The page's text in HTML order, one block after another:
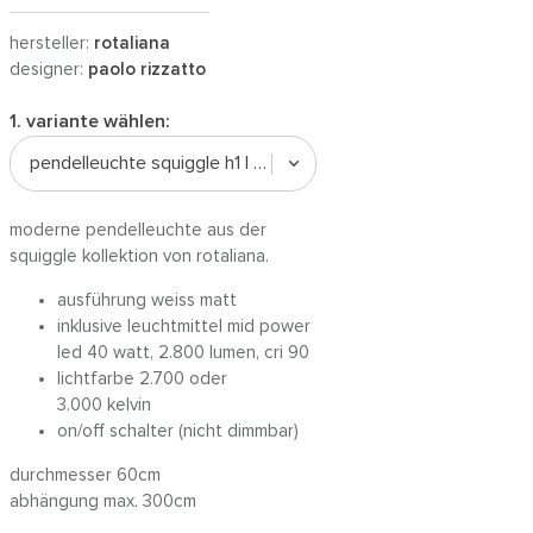
hersteller: rotaliana
designer: paolo rizzatto
1. variante wählen:
pendelleuchte squiggle h1 | weiss / on/off
moderne pendelleuchte aus der
squiggle kollektion von rotaliana.
ausführung weiss matt
inklusive leuchtmittel mid power
led 40 watt, 2.800 lumen, cri 90
lichtfarbe 2.700 oder
3.000 kelvin
on/off schalter (nicht dimmbar)
durchmesser 60cm
abhängung max. 300cm